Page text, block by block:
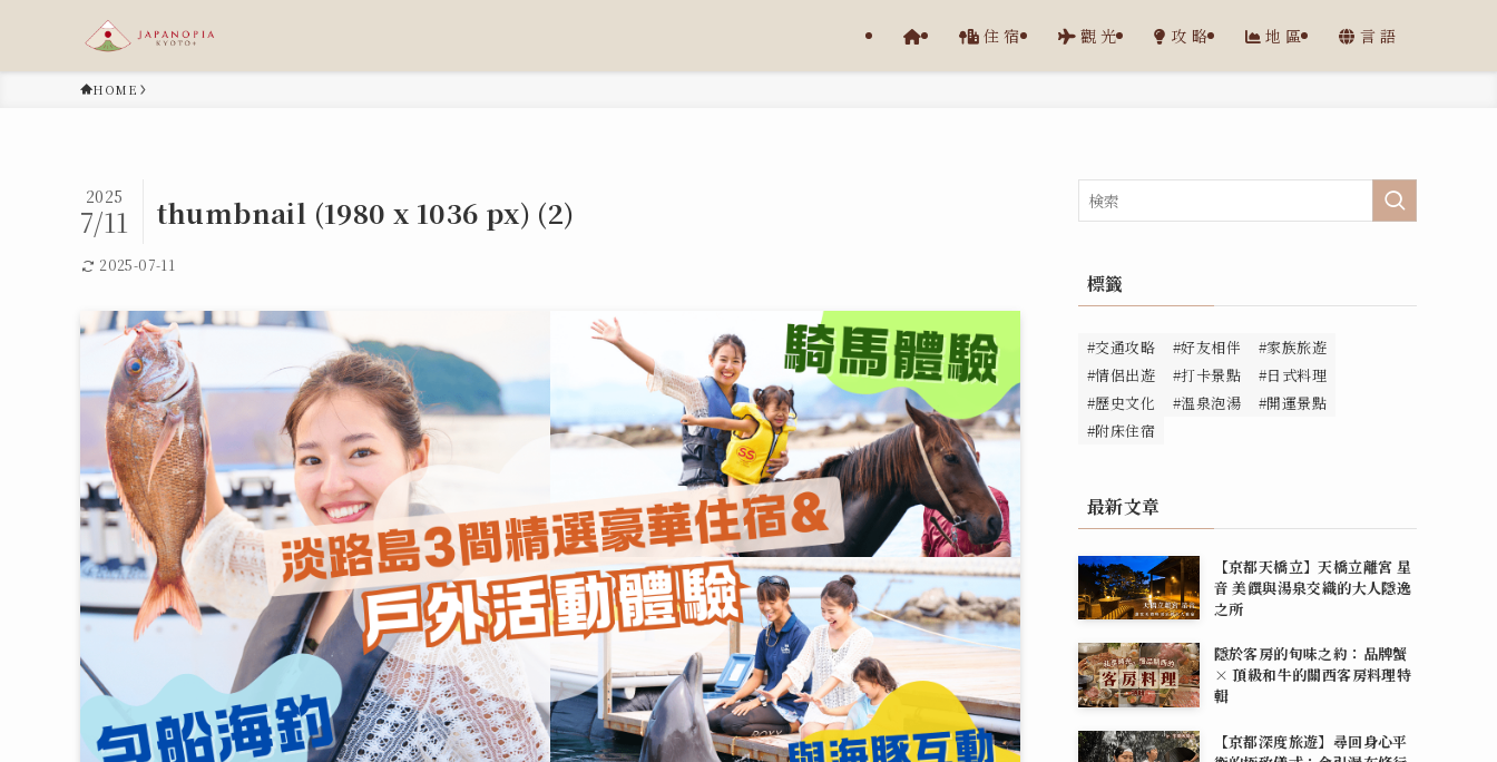
住宿 觀光 攻略 地區 言語
HOME
thumbnail (1980 x 1036 px) (2)
2025
7/11
2025-07-11
標籤
#交通攻略 #好友相伴
#家族旅遊
#情侶出遊
#打卡景點
#日式料理
#歷史文化
#溫泉泡湯
#開運景點
#附床住宿
最新文章
【京都天橋立】天橋立離宮 星
音 美饌與湯泉交織的大人隱逸
之所
隱於客房的旬味之約：品牌蟹
× 頂級和牛的關西客房料理特
輯
【京都深度旅遊】尋回身心平